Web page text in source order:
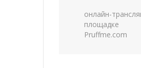
онлайн-
площадке
Pruffme.com